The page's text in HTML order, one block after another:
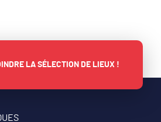
LA SÉLECTION DE LIEUX !